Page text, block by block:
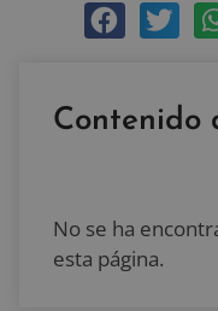
Contenido
No se ha
esta página.